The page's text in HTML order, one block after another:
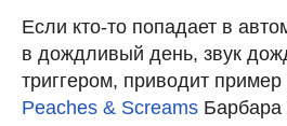
Если кто-то попадает в
в дождливый день, звук
триггером, приводит пример
Peaches & Screams Барбара